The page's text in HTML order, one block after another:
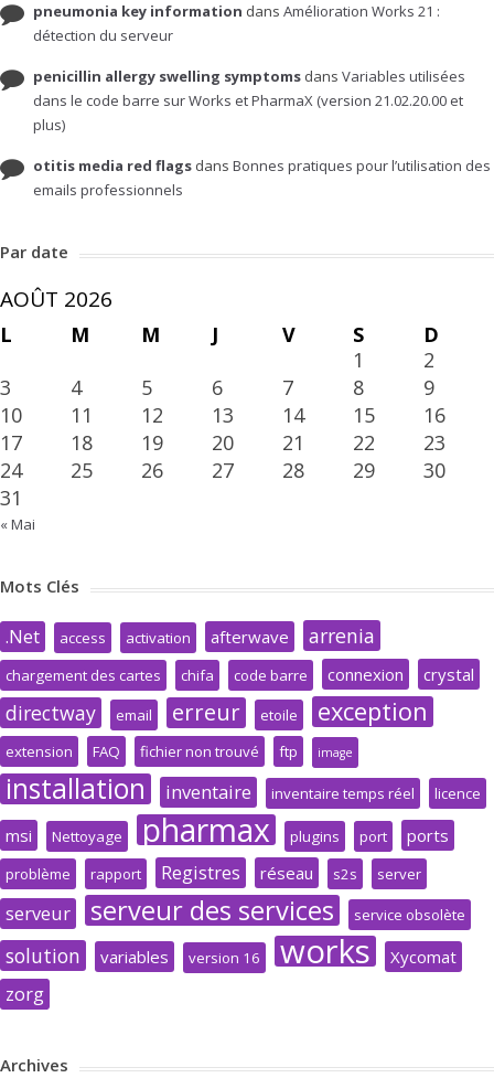
pneumonia key information dans Amélioration Works 21 :
détection du serveur
penicillin allergy swelling symptoms dans Variables utilisées
dans le code barre sur Works et PharmaX (version 21.02.20.00 et
plus)
otitis media red flags dans Bonnes pratiques pour l’utilisation des
emails professionnels
Par date
AOÛT 2026
L M M J V S
D
1
2
3
4 5 6 7 8
9
10
11 12 13 14 15
16
17
18 19 20 21 22
23
24
25 26 27 28 29
30
31
« Mai
Mots Clés
.Net access activation afterwave arrenia
chargement des cartes chifa code barre connexion crystal
directway email erreur etoile exception
extension FAQ fichier non trouvé ftp image
installation inventaire inventaire temps réel licence
msi Nettoyage pharmax plugins port ports
problème rapport Registres réseau s2s server
serveur serveur des services service obsolète
solution variables version 16 works Xycomat
zorg
Archives